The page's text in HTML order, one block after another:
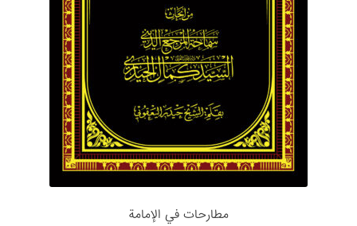
ثبت شکایات
حساب کاربری من
سبد خرید
قوانین و مقررات
مطارحات في الإمامة